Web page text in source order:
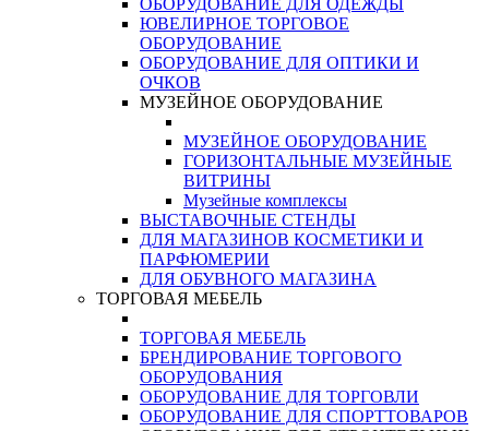
ОБОРУДОВАНИЕ ДЛЯ ОДЕЖДЫ
ЮВЕЛИРНОЕ ТОРГОВОЕ
ОБОРУДОВАНИЕ
ОБОРУДОВАНИЕ ДЛЯ ОПТИКИ И
ОЧКОВ
МУЗЕЙНОЕ ОБОРУДОВАНИЕ
МУЗЕЙНОЕ ОБОРУДОВАНИЕ
ГОРИЗОНТАЛЬНЫЕ МУЗЕЙНЫЕ
ВИТРИНЫ
Музейные комплексы
ВЫСТАВОЧНЫЕ СТЕНДЫ
ДЛЯ МАГАЗИНОВ КОСМЕТИКИ И
ПАРФЮМЕРИИ
ДЛЯ ОБУВНОГО МАГАЗИНА
ТОРГОВАЯ МЕБЕЛЬ
ТОРГОВАЯ МЕБЕЛЬ
БРЕНДИРОВАНИЕ ТОРГОВОГО
ОБОРУДОВАНИЯ
ОБОРУДОВАНИЕ ДЛЯ ТОРГОВЛИ
ОБОРУДОВАНИЕ ДЛЯ СПОРТТОВАРОВ